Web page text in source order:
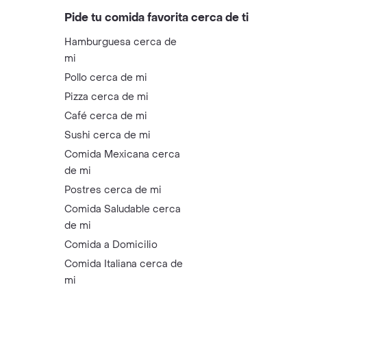
Pide tu comida favorita cerca de ti
Hamburguesa cerca de
mi
Pollo cerca de mi
Pizza cerca de mi
Café cerca de mi
Sushi cerca de mi
Comida Mexicana cerca
de mi
Postres cerca de mi
Comida Saludable cerca
de mi
Comida a Domicilio
Comida Italiana cerca de
mi